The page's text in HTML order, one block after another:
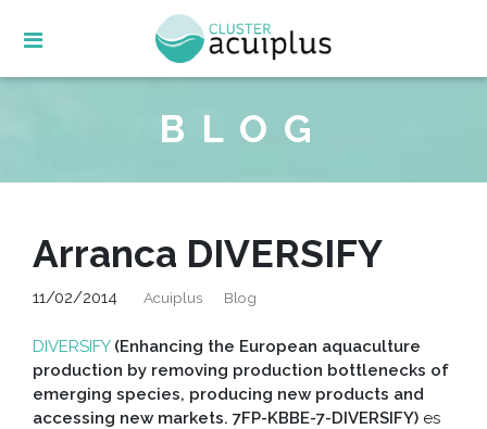
BLOG
Arranca DIVERSIFY
11/02/2014 Acuiplus Blog
DIVERSIFY (Enhancing the European aquaculture
production by removing production bottlenecks of
emerging species, producing new products and
accessing new markets. 7FP-KBBE-7-DIVERSIFY) es